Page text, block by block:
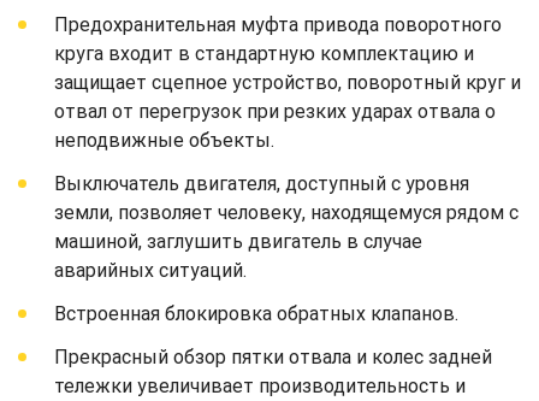
Предохранительная муфта привода поворотного
круга входит в стандартную комплектацию и
защищает сцепное устройство, поворотный круг и
отвал от перегрузок при резких ударах отвала о
неподвижные объекты.
Выключатель двигателя, доступный с уровня
земли, позволяет человеку, находящемуся рядом с
машиной, заглушить двигатель в случае
аварийных ситуаций.
Встроенная блокировка обратных клапанов.
Прекрасный обзор пятки отвала и колес задней
тележки увеличивает производительность и